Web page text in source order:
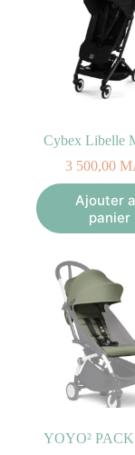
3 500,00
Ajouter
panier